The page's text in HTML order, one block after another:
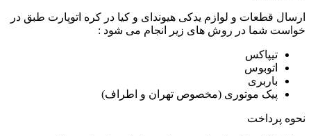
ارسال قطعات و لوازم یدکی هیوندای و کیا در کره اتوپارت طبق در
خواست شما در روش های زیر انجام می شود :
تیپاکس
اتوبوس
باربری
پیک موتوری (مخصوص تهران و اطراف)
نحوه پرداخت